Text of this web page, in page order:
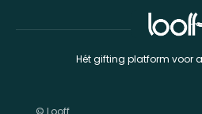
© Looff
Hét gifting platform voor